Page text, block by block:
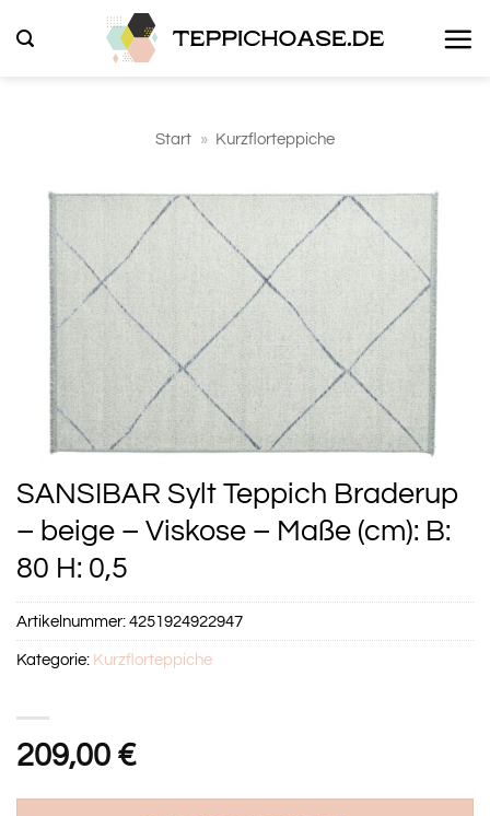
Inhalt
Start » Kurzflorteppiche
SANSIBAR Sylt Teppich Braderup
– beige – Viskose – Maße (cm): B:
80 H: 0,5
209,00 €
Artikelnummer:4251924922947
Kategorie: Kurzflorteppiche